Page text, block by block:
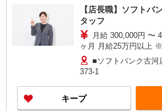
【店長職】ソフトバ
タッフ
月給 300,000円 〜
ヶ月 月給25万円以上 ※経
期間】月給 300000 円
■ソフトバンク古河
373‐1
キープ